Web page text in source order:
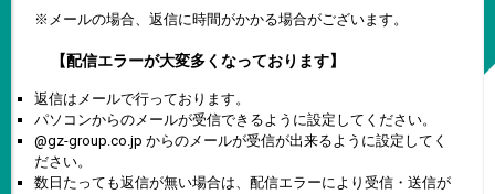
※メールの場合、返信に時間がかかる場合がございます。
【配信エラーが大変多くなっております】
返信はメールで行っております。
パソコンからのメールが受信できるように設定してください。
@gz-group.co.jp からのメールが受信が出来るように設定してく
ださい。
数日たっても返信が無い場合は、配信エラーにより受信・送信が